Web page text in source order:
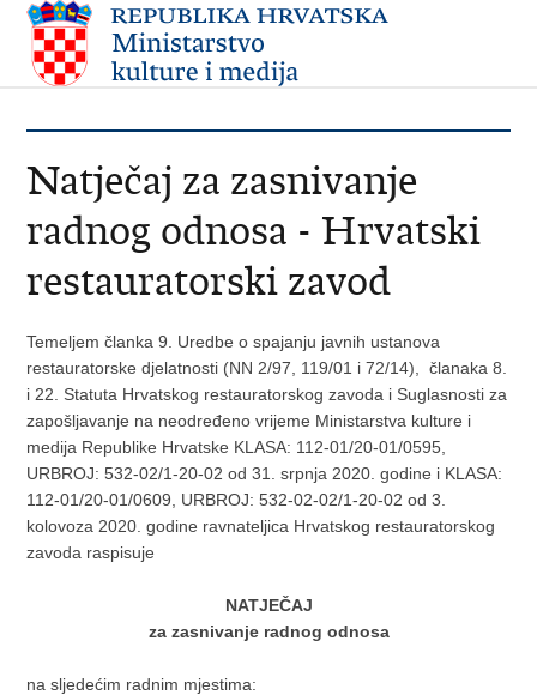
Natječaj za zasnivanje
radnog odnosa - Hrvatski
restauratorski zavod
Temeljem članka 9. Uredbe o spajanju javnih ustanova
restauratorske djelatnosti (NN 2/97, 119/01 i 72/14), članaka 8.
i 22. Statuta Hrvatskog restauratorskog zavoda i Suglasnosti za
zapošljavanje na neodređeno vrijeme Ministarstva kulture i
medija Republike Hrvatske KLASA: 112-01/20-01/0595,
URBROJ: 532-02/1-20-02 od 31. srpnja 2020. godine i KLASA:
112-01/20-01/0609, URBROJ: 532-02-02/1-20-02 od 3.
kolovoza 2020. godine ravnateljica Hrvatskog restauratorskog
zavoda raspisuje
NATJEČAJ
za zasnivanje radnog odnosa
na sljedećim radnim mjestima: